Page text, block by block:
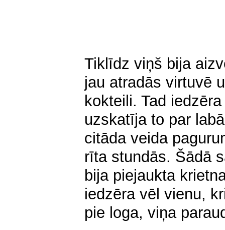
Tiklīdz viņš bija
jau atradās virtuvē
kokteili. Tad
uzskatīja to par
citāda veida
rīta stundās. Šādā
bija piejaukta
iedzēra vēl vienu,
pie loga, viņa